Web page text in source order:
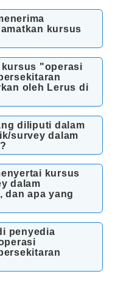
kursus
"operasi
oleh Lerus di
diliputi dalam
survey dalam
kursus
dalam
dan apa yang
penyedia